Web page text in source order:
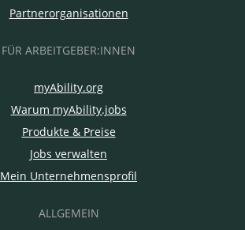
Partnerorganisationen
FÜR ARBEITGEBER:INNEN
myAbility.org
Warum myAbility.jobs
Produkte & Preise
Jobs verwalten
Mein Unternehmensprofil
ALLGEMEIN